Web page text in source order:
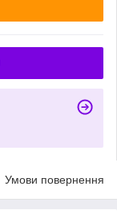
Умови повернення